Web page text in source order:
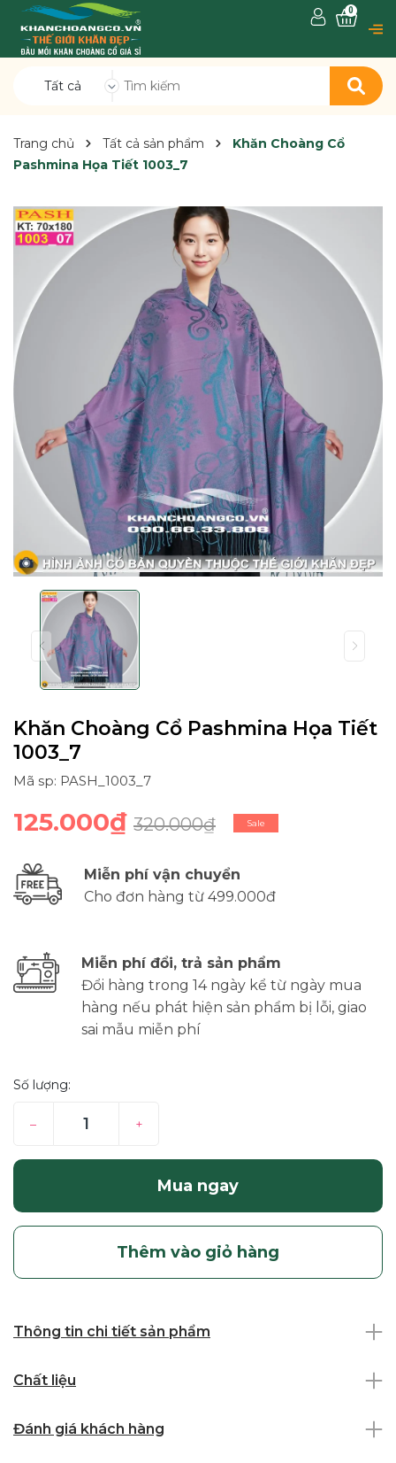
Tất cả
0
Trang chủ Tất cả sản phẩm
Khăn Choàng Cổ
Pashmina Họa Tiết 1003_7
Khăn Choàng Cổ Pashmina Họa Tiết
1003_7
Mã sp: PASH_1003_7
125.000₫ 320.000₫ Sale
Miễn phí vận chuyển
Cho đơn hàng từ 499.000đ
Miễn phí đổi, trả sản phẩm
Đổi hàng trong 14 ngày kể từ ngày mua
hàng nếu phát hiện sản phẩm bị lỗi, giao
sai mẫu miễn phí
Số lượng:
– +
Mua ngay
Thêm vào giỏ hàng
Thông tin chi tiết sản phẩm
Chất liệu
Đánh giá khách hàng